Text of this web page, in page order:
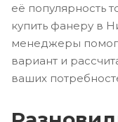
её популярность
купить фанеру в
менеджеры
вариант и
ваших